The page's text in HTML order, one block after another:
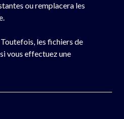
ou remplacera les
les fichiers de
vous effectuez une